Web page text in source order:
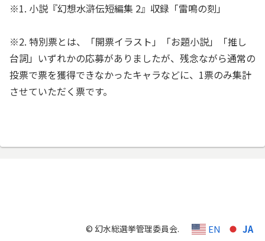
※1. 小説『幻想水滸伝短編集 2』収録「雷鳴の刻」
※2. 特別票とは、「開票イラスト」「お題小説」「推し
台詞」いずれかの応募がありましたが、残念ながら通常の
投票で票を獲得できなかったキャラなどに、1票のみ集計
させていただく票です。
© 幻水総選挙管理委員会. EN JA